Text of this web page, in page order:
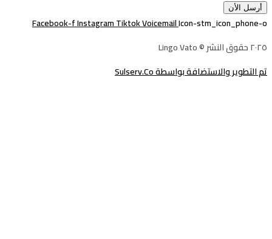
أرسل الأن
Facebook-fInstagramTiktokVoicemailIcon-stm_icon_phone-o
٢٠٢٥ حقوق النشر © Lingo Vato
تم التطوير والاستضافة بواسطة Sulserv.Co